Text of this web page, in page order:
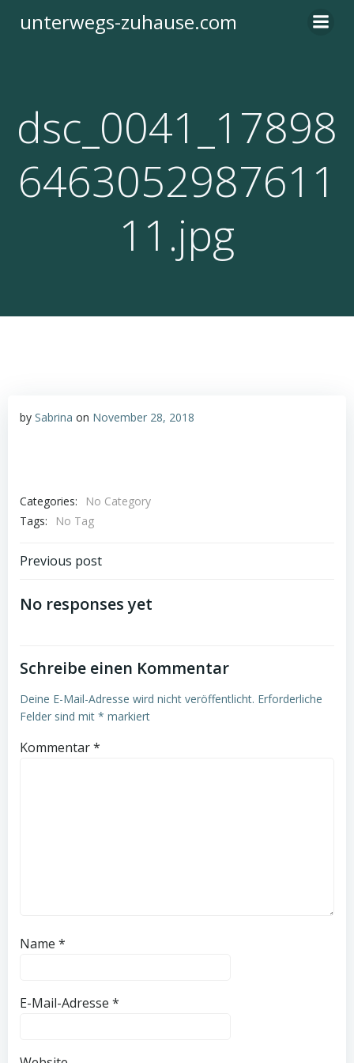
Inhalt
unterwegs-zuhause.com
dsc_0041_17898
6463052987611
11.jpg
by Sabrina on November 28, 2018
Categories:
No Category
Tags:
No Tag
Post
navigation
Previous post
No responses yet
Schreibe einen Kommentar
Deine E-Mail-Adresse wird nicht veröffentlicht. Erforderliche
Felder sind mit * markiert
Kommentar*
Name *
E-Mail-Adresse *